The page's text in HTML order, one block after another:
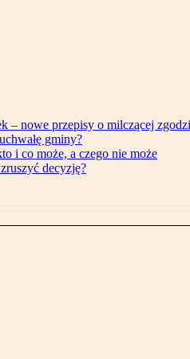
– nowe przepisy o milczącej
gminy?
i co może, a czego nie może
decyzję?